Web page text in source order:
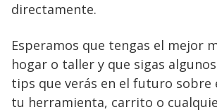
directamente.
Esperamos que tengas el mejor
hogar o taller y que sigas
tips que verás en el futuro sobre
tu herramienta, carrito o